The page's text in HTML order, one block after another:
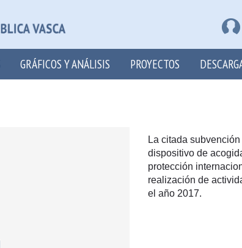
GRÁFICOS Y ANÁLISIS PROYECTOS
La citada
dispositivo de
protección
realización de
el año 2017.